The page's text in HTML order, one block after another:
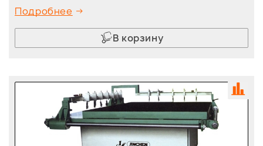
Подробнее
В корзину